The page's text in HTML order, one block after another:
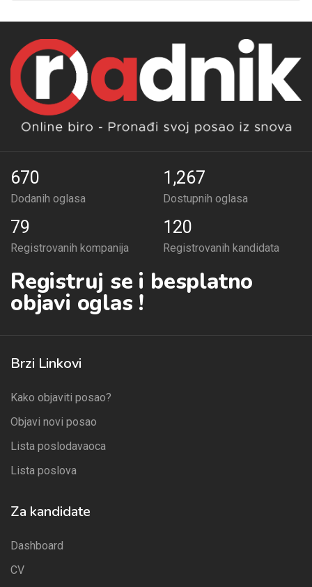
670
Dodanih oglasa
1,267
Dostupnih oglasa
79
Registrovanih kompanija
120
Registrovanih kandidata
Registruj se i besplatno
objavi oglas !
Brzi Linkovi
Kako objaviti posao?
Objavi novi posao
Lista poslodavaoca
Lista poslova
Za kandidate
Dashboard
CV